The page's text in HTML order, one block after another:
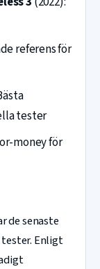
referens för
tester
money för
de senaste
Enligt